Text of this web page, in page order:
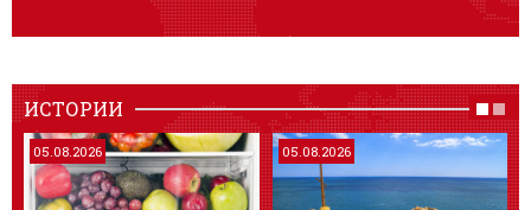
ИСТОРИИ
05.08.2026 05.08.2026